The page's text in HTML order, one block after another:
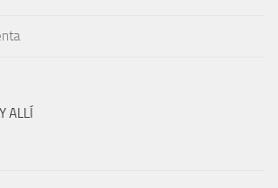
ALLÍ